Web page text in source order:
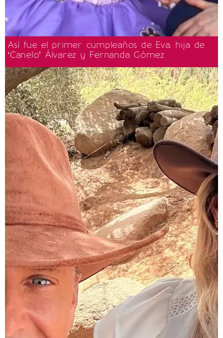
Así fue el primer cumpleaños de Eva, hija de
‘Canelo’ Álvarez y Fernanda Gómez